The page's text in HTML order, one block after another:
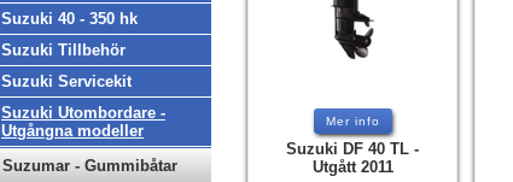
Suzuki 40 - 350 hk
Suzuki Tillbehör
Suzuki Servicekit
Suzuki Utombordare -
Utgångna modeller
Suzumar - Gummibåtar
Mer info
Suzuki DF 40 TL -
Utgått 2011